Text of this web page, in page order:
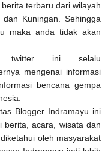
terbaru dari wilayah
Kuningan. Sehingga
maka anda tidak akan
twitter ini selalu
mengenai informasi
bencana gempa
Blogger Indramayu ini
berita, acara, wisata dan
oleh masyarakat